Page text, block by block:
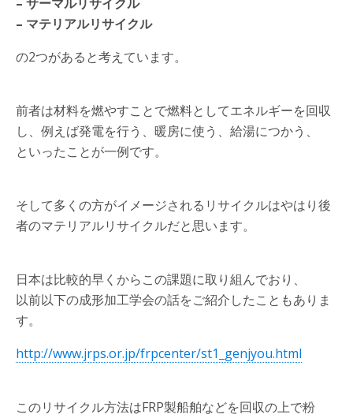
– マテリアルリサイクル
の2つがあると考えています。
前者は材料を燃やすことで燃料としてエネルギーを回収
し、例えば発電を行う、暖房に使う、給湯につかう、
といったことが一例です。
そして多くの方がイメージされるリサイクルはやはり後
者のマテリアルリサイクルだと思います。
日本は比較的早くからこの課題に取り組んでおり、
以前以下の成形加工学会の話をご紹介したこともありま
す。
http://www.jrps.or.jp/frpcenter/st1_genjyou.html
このリサイクル方法はFRP製船舶などを回収の上で粉